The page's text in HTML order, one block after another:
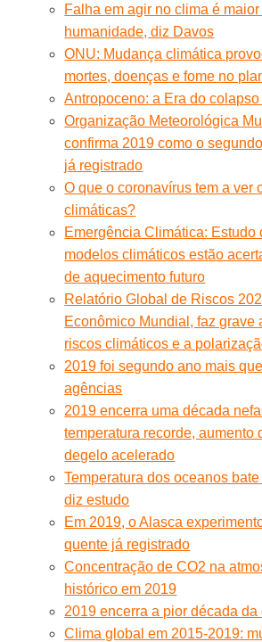
Falha em agir no clima é
humanidade, diz Davos
ONU: Mudança climática
mortes, doenças e fome no
Antropoceno: a Era do colapso
Organização Meteorológica
confirma 2019 como o
já registrado
O que o coronavírus tem a ver
climáticas?
Emergência Climática: Estudo
modelos climáticos estão
de aquecimento futuro
Relatório Global de Riscos
Econômico Mundial, faz grave
riscos climáticos e a
2019 foi segundo ano mais
agências
2019 encerra uma década
temperatura recorde, aumento
degelo acelerado
Temperatura dos oceanos
diz estudo
Em 2019, o Alasca
quente já registrado
Concentração de CO2 na
histórico em 2019
2019 encerra a pior década
Clima global em 2015-2019: